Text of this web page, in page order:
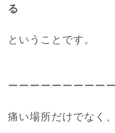
る
ということです。
ーーーーーーーーー
痛い場所だけでなく